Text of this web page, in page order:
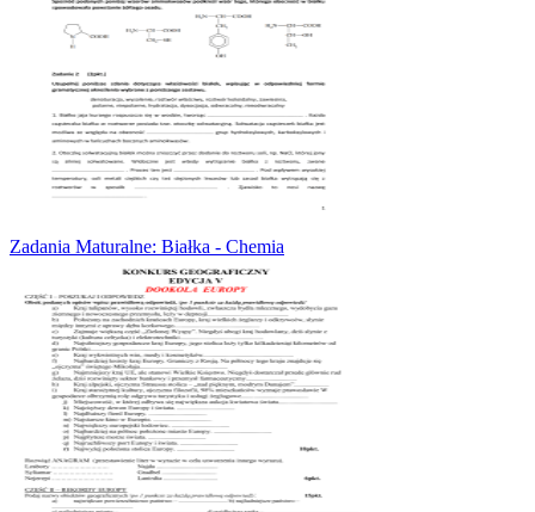
Zadania Maturalne: Białka - Chemia